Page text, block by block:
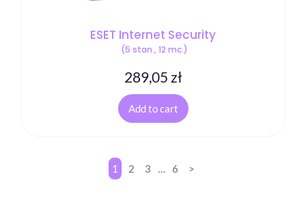
ESET Internet Security
(5 stan., 12 mc.)
289,05 zł
Add to cart
1 2 3 … 6 >